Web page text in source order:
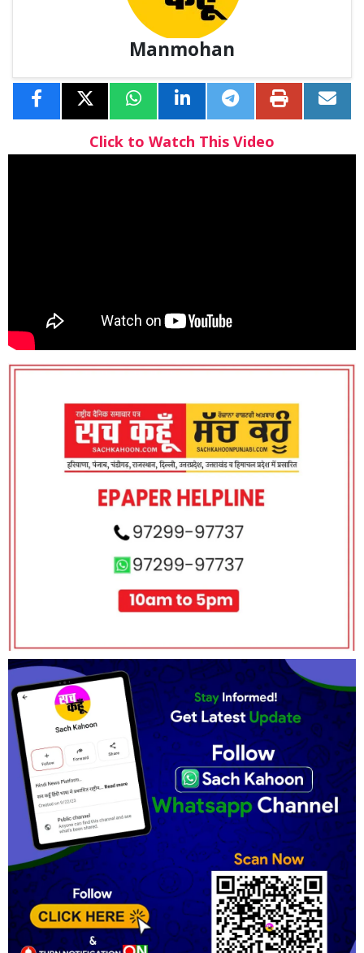
Manmohan
Click to Watch This Video